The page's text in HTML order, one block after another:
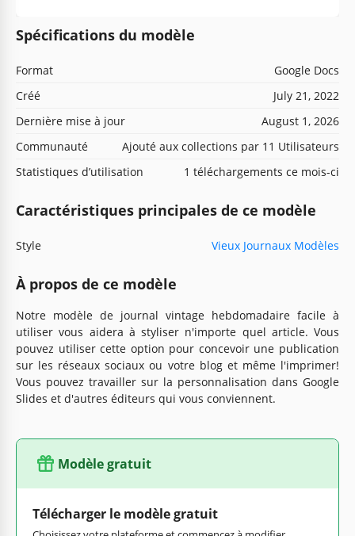
Spécifications du modèle
Format
Google Docs
Créé
July 21, 2022
Dernière mise à jour
August 1, 2026
Communauté
Ajouté aux collections par 11 Utilisateurs
Statistiques d’utilisation
1 téléchargements ce mois-ci
Caractéristiques principales de ce modèle
Style Vieux Journaux Modèles
À propos de ce modèle
Notre modèle de journal vintage hebdomadaire facile à
utiliser vous aidera à styliser n'importe quel article. Vous
pouvez utiliser cette option pour concevoir une publication
sur les réseaux sociaux ou votre blog et même l'imprimer!
Vous pouvez travailler sur la personnalisation dans Google
Slides et d'autres éditeurs qui vous conviennent.
Modèle gratuit
Télécharger le modèle gratuit